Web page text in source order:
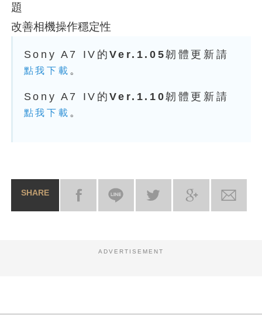
題
改善相機操作穩定性
Sony A7 IV的Ver.1.05韌體更新請
點我下載 。
Sony A7 IV的Ver.1.10韌體更新請
點我下載 。
SHARE
ADVERTISEMENT